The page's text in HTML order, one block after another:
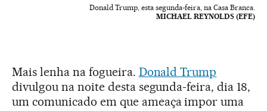
Donald Trump, esta segunda-feira, na Casa Branca.
MICHAEL REYNOLDS (EFE)
Mais lenha na fogueira. Donald Trump
divulgou na noite desta segunda-feira, dia 18,
um comunicado em que ameaça impor uma